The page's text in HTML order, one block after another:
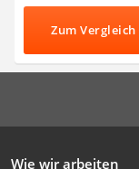
Zum Vergleich
Wie wir arbeiten